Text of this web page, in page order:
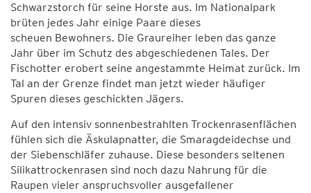
Schwarzstorch für seine Horste aus. Im Nationalpark
brüten jedes Jahr einige Paare dieses
scheuen Bewohners. Die Graureiher leben das ganze
Jahr über im Schutz des abgeschiedenen Tales. Der
Fischotter erobert seine angestammte Heimat zurück. Im
Tal an der Grenze findet man jetzt wieder häufiger
Spuren dieses geschickten Jägers.
Auf den intensiv sonnenbestrahlten Trockenrasenflächen
fühlen sich die Äskulapnatter, die Smaragdeidechse und
der Siebenschläfer zuhause. Diese besonders seltenen
Silikattrockenrasen sind noch dazu Nahrung für die
Raupen vieler anspruchsvoller ausgefallener